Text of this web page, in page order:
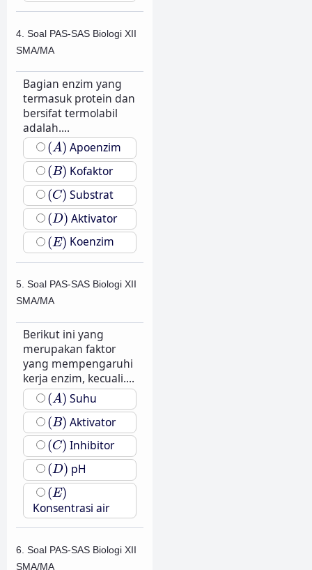
4. Soal PAS-SAS Biologi XII
SMA/MA
Bagian enzim yang
termasuk protein dan
bersifat termolabil
adalah....
(A)
(A) Apoenzim
(B)
(B) Kofaktor
(C)
(C) Substrat
(D)
(D) Aktivator
(E)
(E) Koenzim
5. Soal PAS-SAS Biologi XII
SMA/MA
Berikut ini yang
merupakan faktor
yang mempengaruhi
kerja enzim, kecuali....
(A)
(A) Suhu
(B)
(B) Aktivator
(C)
(C) Inhibitor
(D)
(D) pH
(E)
(E)
Konsentrasi air
6. Soal PAS-SAS Biologi XII
SMA/MA